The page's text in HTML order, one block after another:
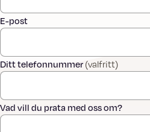
E-post
Ditt telefonnummer (valfritt)
Vad vill du prata med oss om?